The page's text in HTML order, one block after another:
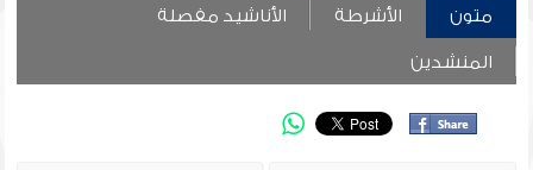
متون الأشرطة الأناشيد مفصلة
المنشدين